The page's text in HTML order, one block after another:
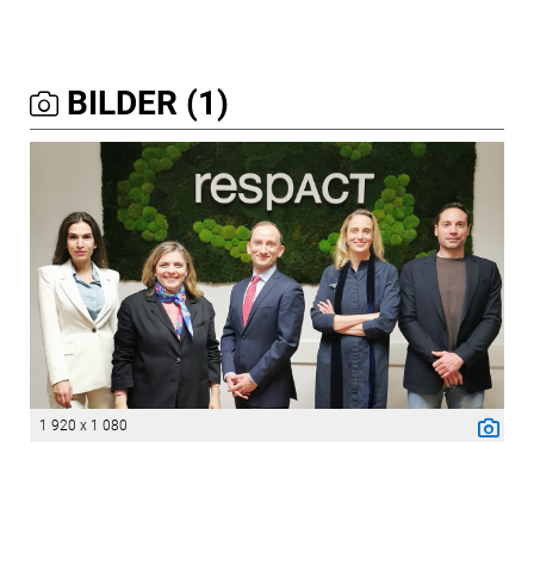
BILDER (1)
1 920 x 1 080